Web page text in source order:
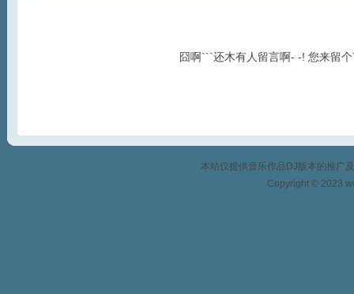
囧啊```还木有人留言啊- -! 您来留
本站仅提供音乐作品DJ版本的推广
Copyright © 2023